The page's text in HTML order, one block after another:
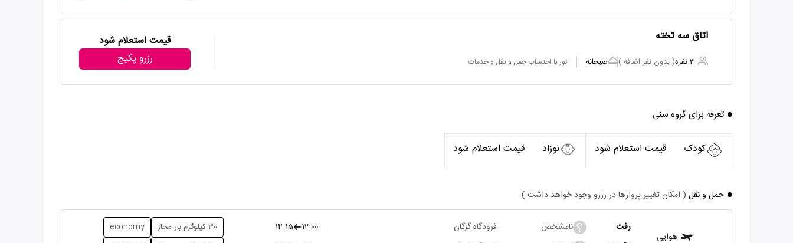
اتاق سه تخته
3 نفره ( بدون نفر اضافه ) صبحانه تور با احتساب حمل و نقل و خدمات
قیمت استعلام شود
رزرو پکیج
تعرفه برای گروه سنی
کودک قیمت استعلام شود نوزاد قیمت استعلام شود
حمل و نقل ( امکان تغییر پروازها در رزرو وجود خواهد داشت )
هوایی
رفت نامشخص فرودگاه گرگان 12:00
14:15 30 کیلوگرم بار مجاز economy